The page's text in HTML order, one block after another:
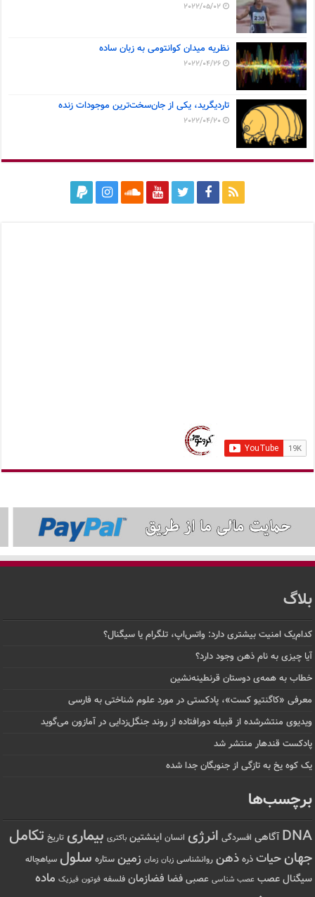
2022/05/02
نظریه میدان کوانتومی به زبان ساده
2022/04/26
تاردیگرید، یکی از جان‌سخت‌ترین موجودات زنده
2022/04/20
بلاگ
کدام‌یک امنیت بیشتری دارد: واتس‌اپ، تلگرام یا سیگنال؟
آیا چیزی به نام ذهن وجود دارد؟
خطاب به همه‌ی دوستان قرنطینه‌نشین
معرفی «کاگنتیو کست»، پادکستی در مورد علوم شناختی به فارسی
ویدیوی منتشرشده از قبیله دورافتاده‌ از روند جنگل‌زدایی در آمازون می‌گوید
پادکست قندهار منتشر شد
یک کوه یخ به تازگی از جنوبگان جدا شده
برچسب‌ها
DNA آگاهی افسردگی انرژی انسان اینشتین باکتری بیماری تاریخ تکامل
جهانحیات ذره ذهن روانشناسی زبان زمان زمین ستاره سلول سیاهچاله
سیگنال عصب عصب شناسی عصبی فضا فضازمان فلسفه فوتون فیزیک ماده